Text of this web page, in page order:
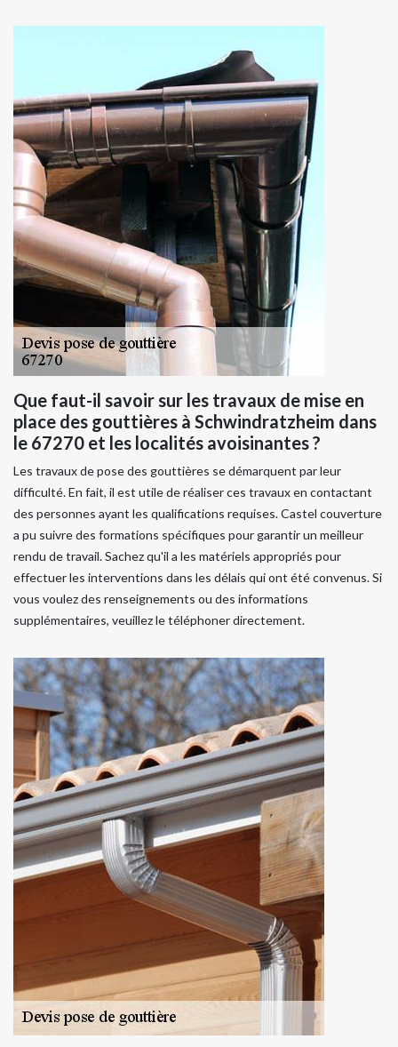
Que faut-il savoir sur les travaux de mise en
place des gouttières à Schwindratzheim dans
le 67270 et les localités avoisinantes ?
Les travaux de pose des gouttières se démarquent par leur
difficulté. En fait, il est utile de réaliser ces travaux en contactant
des personnes ayant les qualifications requises. Castel couverture
a pu suivre des formations spécifiques pour garantir un meilleur
rendu de travail. Sachez qu'il a les matériels appropriés pour
effectuer les interventions dans les délais qui ont été convenus. Si
vous voulez des renseignements ou des informations
supplémentaires, veuillez le téléphoner directement.